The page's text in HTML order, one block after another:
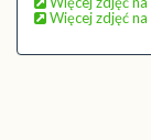
Więcej zdjęć na